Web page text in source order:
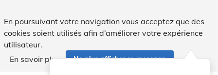
En poursuivant votre navigation vous acceptez que des
cookies soient utilisés afin d’améliorer votre expérience
utilisateur.
En savoir plus
Ne plus afficher ce message